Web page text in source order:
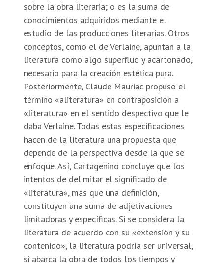
sobre la obra literaria; o es la suma de
conocimientos adquiridos mediante el
estudio de las producciones literarias. Otros
conceptos, como el de Verlaine, apuntan a la
literatura como algo superfluo y acartonado,
necesario para la creación estética pura.
Posteriormente, Claude Mauriac propuso el
término «aliteratura» en contraposición a
«literatura» en el sentido despectivo que le
daba Verlaine. Todas estas especificaciones
hacen de la literatura una propuesta que
depende de la perspectiva desde la que se
enfoque. Así, Cartagenino concluye que los
intentos de delimitar el significado de
«literatura», más que una definición,
constituyen una suma de adjetivaciones
limitadoras y específicas. Si se considera la
literatura de acuerdo con su «extensión y su
contenido», la literatura podría ser universal,
si abarca la obra de todos los tiempos y